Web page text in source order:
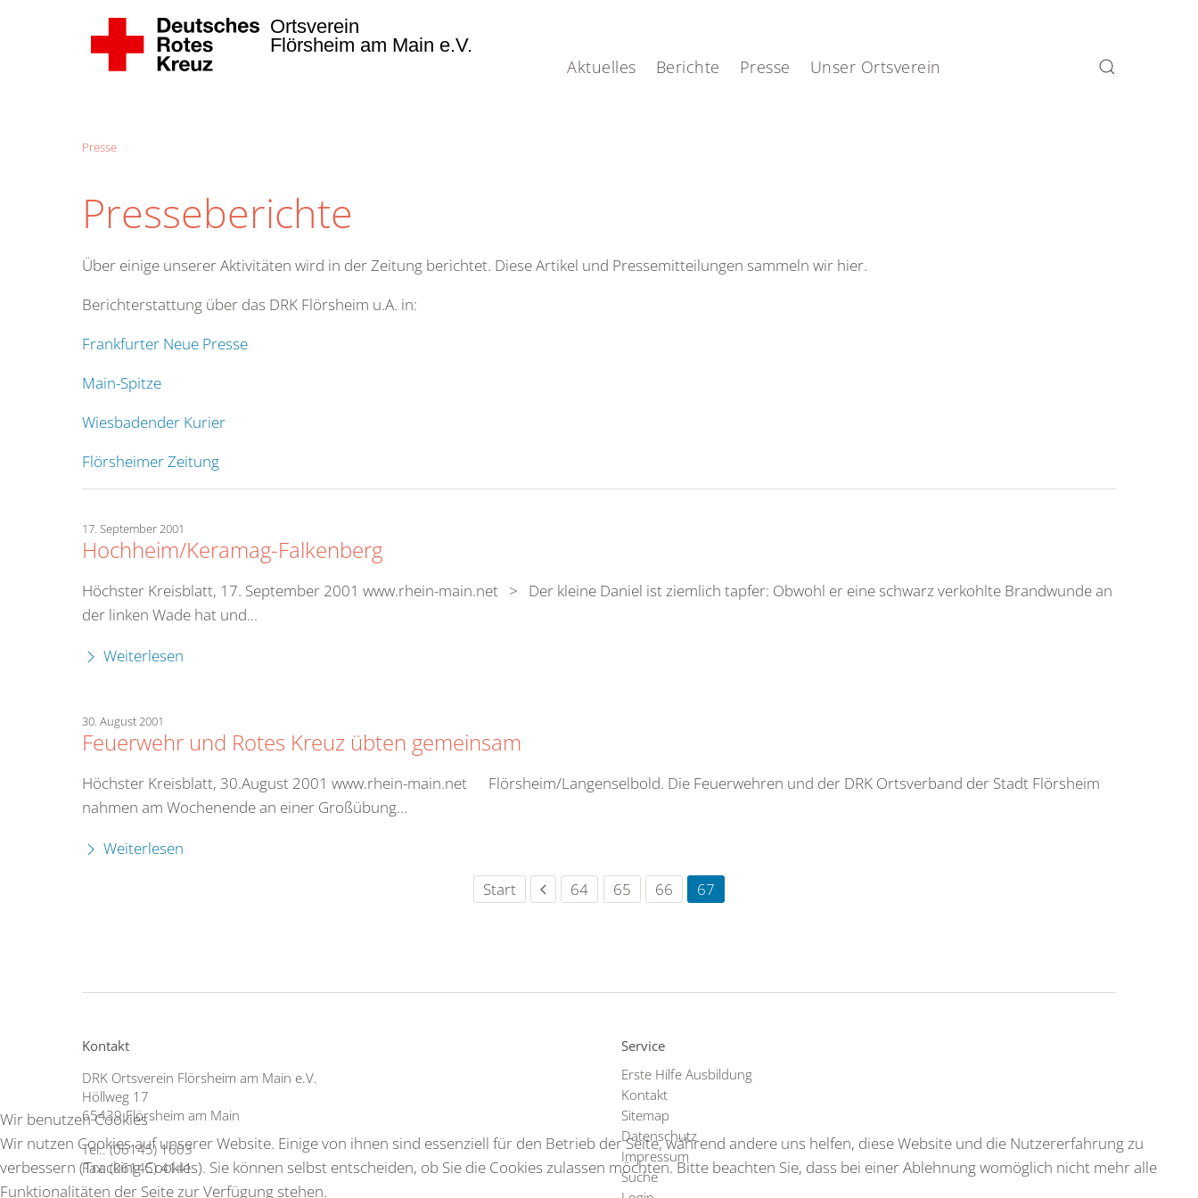
Zum Hauptinhalt springen
Ortsverein
Flörsheim am Main e.V.
Aktuelles
Berichte Presse Unser Ortsverein
Presse
Presseberichte
Über einige unserer Aktivitäten wird in der Zeitung berichtet. Diese Artikel und Pressemitteilungen sammeln wir hier.
Berichterstattung über das DRK Flörsheim u.A. in:
Frankfurter Neue Presse
Main-Spitze
Wiesbadender Kurier
Flörsheimer Zeitung
17. September 2001
Hochheim/Keramag-Falkenberg
Höchster Kreisblatt, 17. September 2001 www.rhein-main.net > Der kleine Daniel ist ziemlich tapfer: Obwohl er eine schwarz verkohlte Brandwunde an
der linken Wade hat und...
Weiterlesen
30. August 2001
Feuerwehr und Rotes Kreuz übten gemeinsam
Höchster Kreisblatt, 30.August 2001 www.rhein-main.net Flörsheim/Langenselbold. Die Feuerwehren und der DRK Ortsverband der Stadt Flörsheim
nahmen am Wochenende an einer Großübung...
Weiterlesen
Start
64 65 66 67
Kontakt
DRK Ortsverein Flörsheim am Main e.V.
Höllweg 17
65439 Flörsheim am Main
Tel.: (06145) 1603
Fax: (06145) 4141
Service
Erste Hilfe Ausbildung
Kontakt
Sitemap
Datenschutz
Impressum
Suche
Wir benutzen Cookies
Wir nutzen Cookies auf unserer Website. Einige von ihnen sind essenziell für den Betrieb der Seite, während andere uns helfen, diese Website und die Nutzererfahrung zu
verbessern (Tracking Cookies). Sie können selbst entscheiden, ob Sie die Cookies zulassen möchten. Bitte beachten Sie, dass bei einer Ablehnung womöglich nicht mehr alle
Funktionalitäten der Seite zur Verfügung stehen.